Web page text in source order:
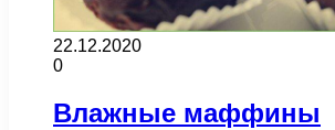
22.12.2020
0
Влажные маффины